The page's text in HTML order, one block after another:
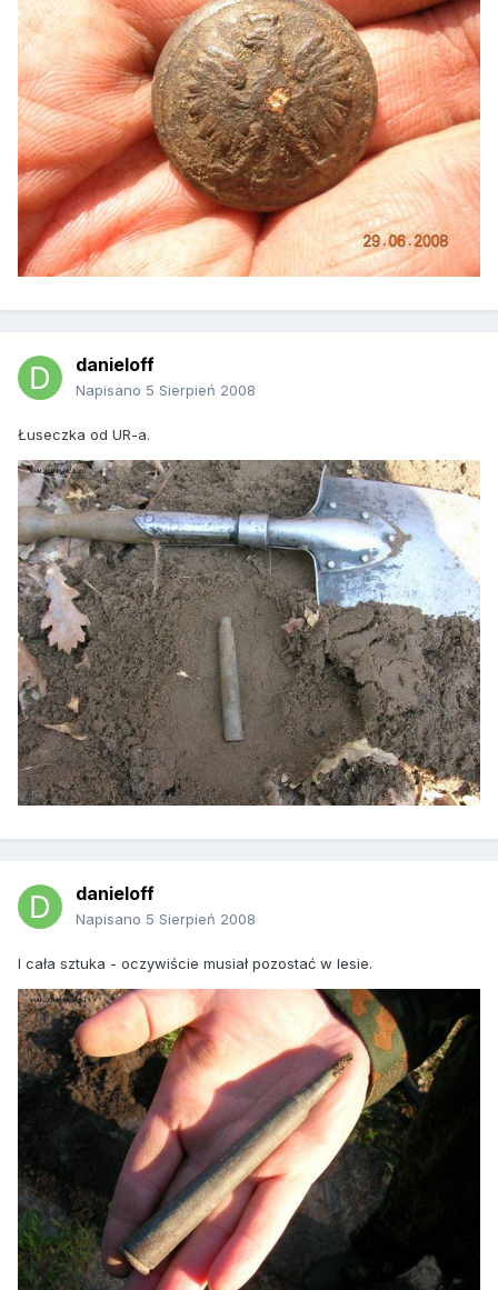
danieloff
Napisano 5 Sierpień 2008
Łuseczka od UR-a.
danieloff
Napisano 5 Sierpień 2008
I cała sztuka - oczywiście musiał pozostać w lesie.